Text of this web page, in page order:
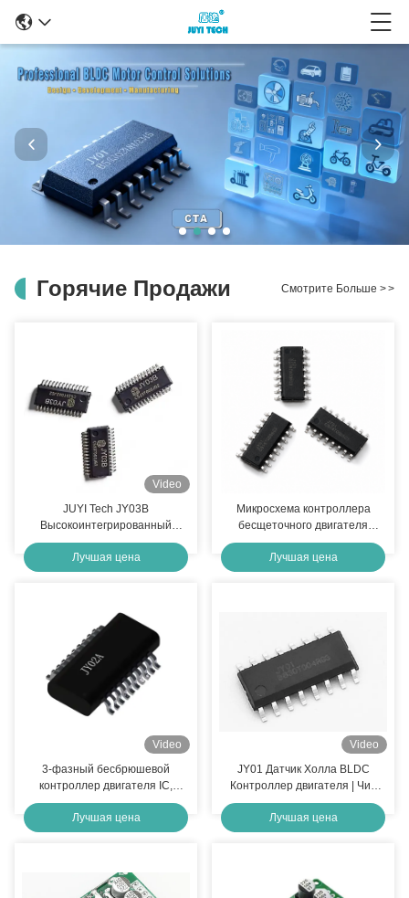
Горячие Продажи Смотрите Больше >>
Video
JUYI Tech JY03B
Высокоинтегрированный
бесколлекторный драйвер
двигателя BLDC без датчиков
с широким диапазоном
двигателем
Лучшая цена
Микросхема контроллера
бесщеточного двигателя
постоянного тока JY01 для
бесщеточных двигателей
постоянного тока с датчиком
пуском, постоянным током,
защитой от перегрузки и
регулировкой скорости
Лучшая цена
Video
3-фазный бесбрюшевой
контроллер двигателя IC,
бесбрюшевой драйвер
двигателя IC для
бессенсорного двигателя
Лучшая цена
Video
JY01 Датчик Холла BLDC
Контроллер двигателя | Чип
драйвера бесщеточного
двигателя постоянного тока
Холла 120° для
Лучшая цена